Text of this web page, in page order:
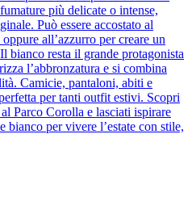
più delicate o intense,
Può essere accostato al
all’azzurro per creare un
bianco resta il grande protagonista
l’abbronzatura e si combina
Camicie, pantaloni, abiti e
per tanti outfit estivi. Scopri
Parco Corolla e lasciati ispirare
bianco per vivere l’estate con stile,